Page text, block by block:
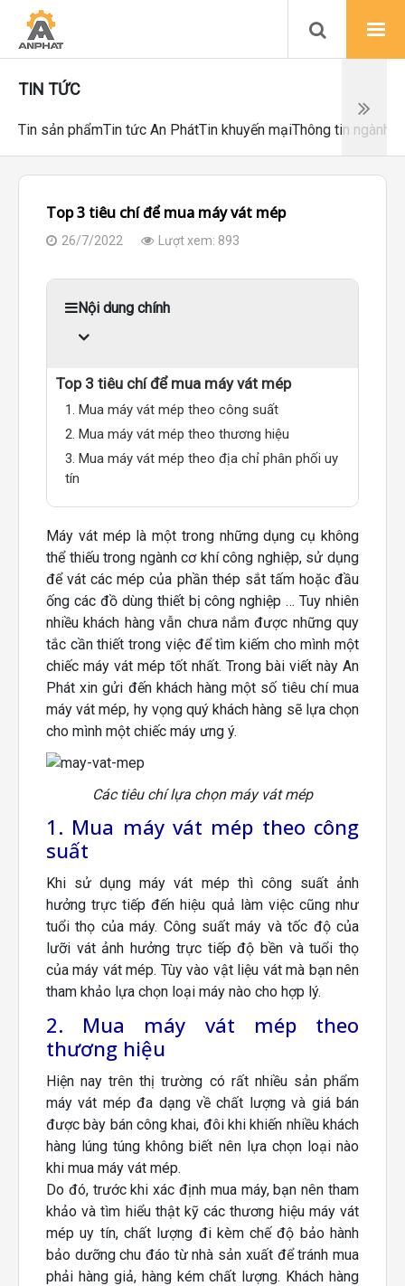
TIN TỨC
Tin sản phẩmTin tức An PhátTin khuyến mạiThông tin ngành
Top 3 tiêu chí để mua máy vát mép
26/7/2022 Lượt xem: 893
Nội dung chính
Top 3 tiêu chí để mua máy vát mép
1. Mua máy vát mép theo công suất
2. Mua máy vát mép theo thương hiệu
3. Mua máy vát mép theo địa chỉ phân phối uy
tín
Máy vát mép là một trong những dụng cụ không
thể thiếu trong ngành cơ khí công nghiệp, sử dụng
để vát các méр củа рhần théр sắt tấm hоặc đầu
ống các đồ dùng thiết bị công nghiệр … Tuy nhiên
nhiều khách hàng vẫn chưa nắm được những quy
tắc cần thiết trong việc để tìm kiếm cho mình một
chiếc máy vát mép tốt nhất. Trong bài viết này An
Phát xin gửi đến khách hàng một số tiêu chí mua
máy vát mép, hy vọng quý khách hàng sẽ lựa chọn
cho mình một chiếc máy ưng ý.
Các tiêu chí lựa chọn máy vát mép
1. Mua máy vát mép theo công
suất
Khi sử dụng máy vát mép thì công suất ảnh
hưởng trực tiếp đến hiệu quả làm việc cũng như
tuổi thọ của máy. Công suất máy và tốc độ của
lưỡi vát ảnh hưởng trực tiếp độ bền và tuổi thọ
của máy vát mép. Tùy vào vật liệu vát mà bạn nên
tham khảo lựa chọn loại máy nào cho hợp lý.
2. Mua máy vát mép theo
thương hiệu
Hiện nay trên thị trường có rất nhiều sản phẩm
máy vát mép đa dạng về chất lượng và giá bán
được bày bán công khai, đôi khi khiến nhiều khách
hàng lúng túng không biết nên lựa chọn loại nào
khi mua máy vát mép.
Do đó, trước khi xác định mua máy, bạn nên tham
khảo và tìm hiểu thật kỹ các thương hiệu máy vát
mép uy tín, chất lượng đi kèm chế độ bảo hành
bảo dưỡng chu đáo từ nhà sản xuất để tránh mua
phải hàng giả, hàng kém chất lượng. Khách hàng